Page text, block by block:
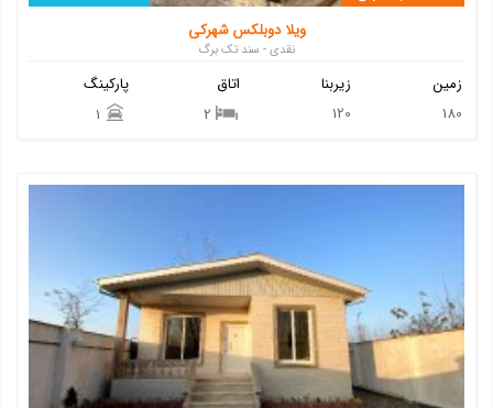
ویلا دوبلکس شهرکی
نقدی - سند تک برگ
پارکینگ
اتاق
2
زیربنا
120
زمین
180